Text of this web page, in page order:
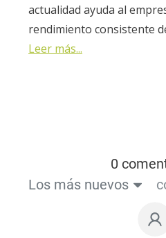
actualidad ayuda al
rendimiento consistente
Leer más...
0
Los más nuevos